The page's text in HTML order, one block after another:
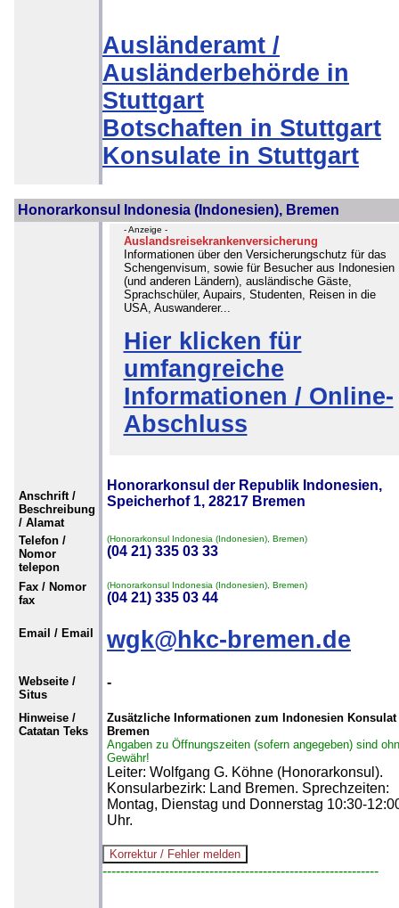
Ausländeramt /
Ausländerbehörde in
Stuttgart
Botschaften in Stuttgart
Konsulate in Stuttgart
Honorarkonsul Indonesia (Indonesien), Bremen
- Anzeige -
Auslandsreisekrankenversicherung
Informationen über den Versicherungschutz für das
Schengenvisum, sowie für Besucher aus Indonesien
(und anderen Ländern), ausländische Gäste,
Sprachschüler, Aupairs, Studenten, Reisen in die
USA, Auswanderer...
Hier klicken für
umfangreiche
Informationen / Online-
Abschluss
Anschrift /
Beschreibung
/ Alamat
Honorarkonsul der Republik Indonesien,
Speicherhof 1, 28217 Bremen
Telefon /
Nomor
telepon
(Honorarkonsul Indonesia (Indonesien), Bremen)
(04 21) 335 03 33
Fax / Nomor
fax
(Honorarkonsul Indonesia (Indonesien), Bremen)
(04 21) 335 03 44
Email / Email wgk@hkc-bremen.de
Webseite /
Situs
-
Hinweise /
Catatan Teks
Zusätzliche Informationen zum Indonesien
Bremen
Angaben zu Öffnungszeiten (sofern angegeben) sind
Gewähr!
Leiter: Wolfgang G. Köhne (Honorarkonsul).
Konsularbezirk: Land Bremen. Sprechzeiten:
Montag, Dienstag und Donnerstag 10:30-
Uhr.
--------------------------------------------------------------